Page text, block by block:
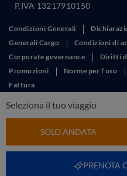
Seleziona il tuo viaggio
SOLO ANDATA
PRENOTA
P.IVA 13217910150
Condizioni Generali
Generali Cargo
Condizioni di
Corporate governance
Diritti
Promozioni
Norme per l'uso
Fattura
This site is protected by
apply.